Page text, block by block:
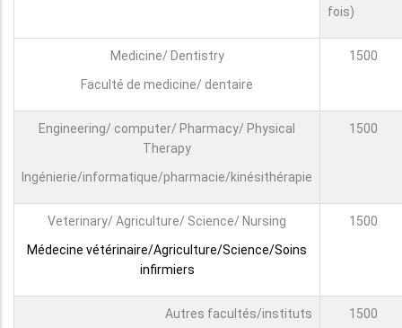
fois)
Medicine/ Dentistry
Faculté de medicine/ dentaire
1500
Engineering/ computer/ Pharmacy/ Physical
Therapy
Ingénierie/informatique/pharmacie/kinésithérapie
1500
Veterinary/ Agriculture/ Science/ Nursing
Médecine vétérinaire/Agriculture/Science/Soins
infirmiers
1500
Autres facultés/instituts 1500